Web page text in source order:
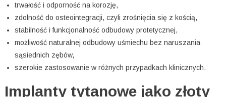
trwałość i odporność na korozję,
zdolność do osteointegracji, czyli zrośnięcia się z kością,
stabilność i funkcjonalność odbudowy protetycznej,
możliwość naturalnej odbudowy uśmiechu bez naruszania
sąsiednich zębów,
szerokie zastosowanie w różnych przypadkach klinicznych.
Implanty tytanowe jako złoty